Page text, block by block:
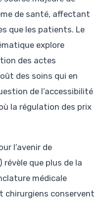
de santé, affectant
que les patients. Le
explore
des actes
des soins qui en
de l’accessibilité
la régulation des prix
l’avenir de
révèle que plus de la
médicale
chirurgiens conservent